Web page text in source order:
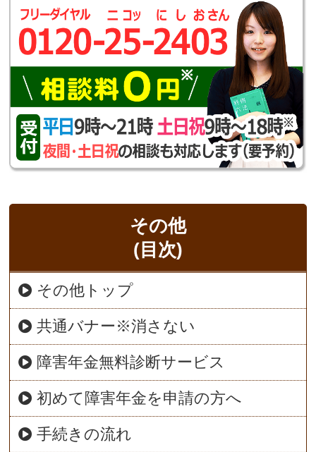
その他
(目次)
その他トップ
共通バナー※消さない
障害年金無料診断サービス
初めて障害年金を申請の方へ
手続きの流れ